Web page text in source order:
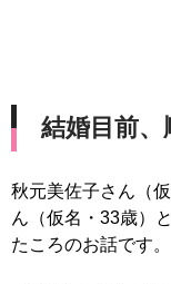
結婚目前
秋元美佐子さん（
ん（仮名・33歳）
たころのお話です。